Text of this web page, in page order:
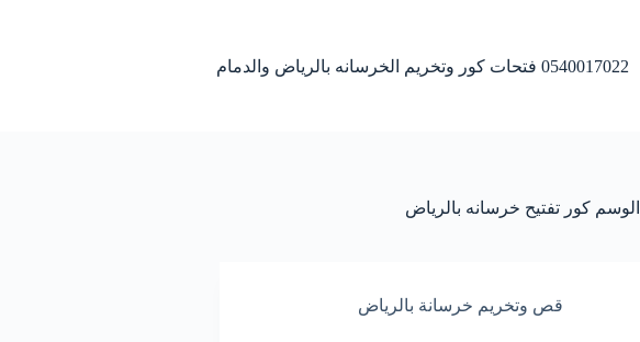
0540017022 فتحات كور وتخريم الخرسانه بالرياض والدمام
الوسم كور تفتيح خرسانه بالرياض
قص وتخريم خرسانة بالرياض